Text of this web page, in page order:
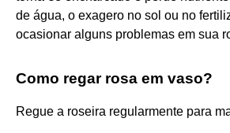
de água, o exagero no sol ou no
ocasionar alguns problemas em sua
Como regar rosa em vaso?
Regue a roseira regularmente para